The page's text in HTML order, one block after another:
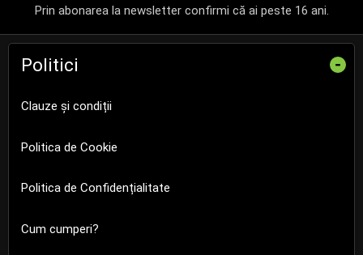
Prin abonarea la newsletter confirmi că ai peste 16 ani.
Politici -
Clauze și condiții
Politica de Cookie
Politica de Confidențialitate
Cum cumperi?